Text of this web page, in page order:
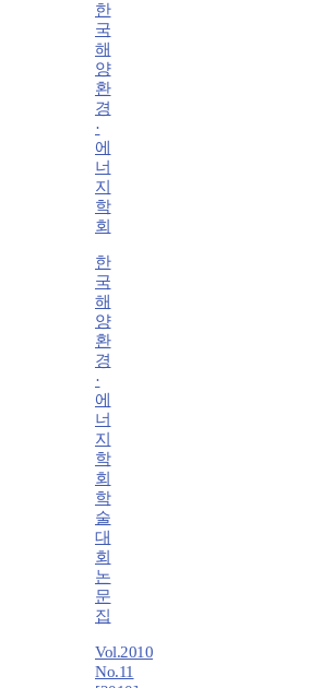
한
국
해
양
환
경
·
에
너
지
학
회
한
국
해
양
환
경
·
에
너
지
학
회
학
술
대
회
논
문
집
Vol.2010
No.11